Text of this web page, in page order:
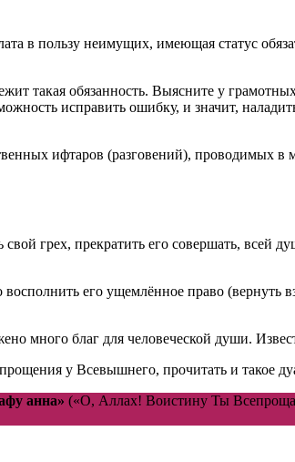
в пользу неимущих, имеющая статус
такая обязанность. Выясните у
исправить ошибку, и значит,
ифтаров (разговений), проводимых
свой грех, прекратить его совершать,
его ущемлённое право (вернуть
много благ для человеческой души.
у Всевышнего, прочитать и такое
анна» («О, Аллах! Воистину Ты